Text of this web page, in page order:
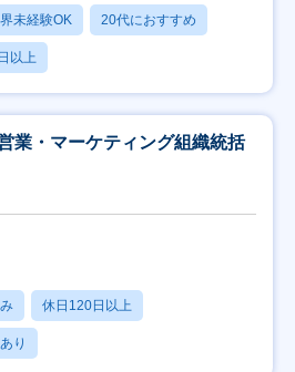
未経験OK 20代におすすめ
以上
業・マーケティング組織統括
休日120日以上
り